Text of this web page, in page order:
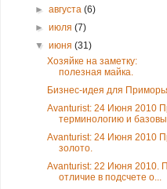
►августа(6)
►июля(7)
▼июня(31)
Хозяйке на заметку:
полезная майка.
Бизнес-идея для
Avanturist: 24 Июня 2010
терминологию и
Avanturist: 24 Июня 2010
золото.
Avanturist: 22 Июня 2010.
отличие в подсчете о...